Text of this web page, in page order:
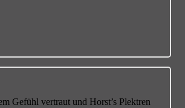
Gefühl vertraut und Horst’s Plektren